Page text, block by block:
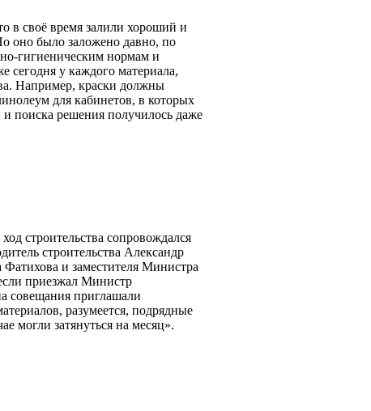
в своё время залили хороший и
оно было заложено давно, по
гигиеническим нормам и
сегодня у каждого материала,
Например, краски должны
для кабинетов, в которых
поиска решения получилось даже
строительства сопровождался
строительства Александр
и заместителя Министра
приезжал Министр
совещания приглашали
разумеется, подрядные
могли затянуться на месяц».